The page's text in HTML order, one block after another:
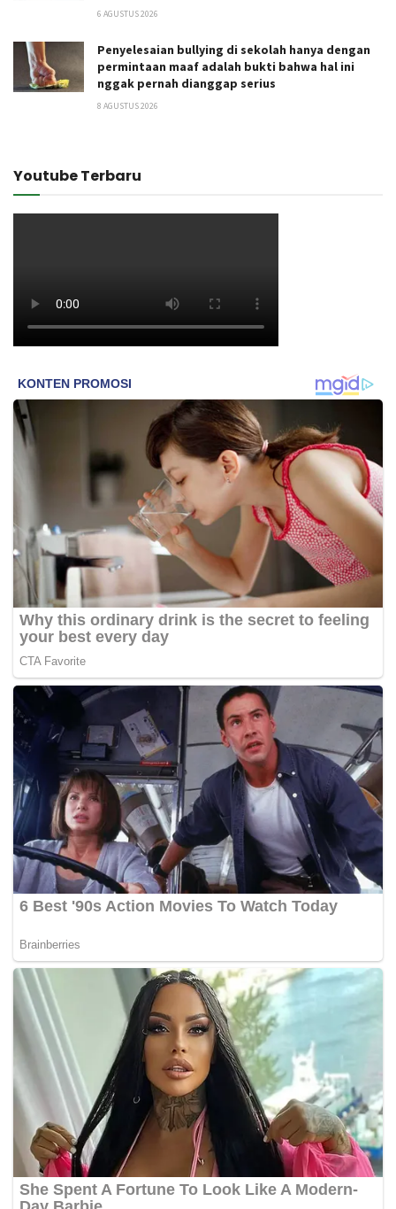
6 AGUSTUS 2026
Penyelesaian bullying di sekolah hanya dengan
permintaan maaf adalah bukti bahwa hal ini
nggak pernah dianggap serius
8 AGUSTUS 2026
Youtube Terbaru